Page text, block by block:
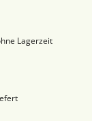
Lagerzeit